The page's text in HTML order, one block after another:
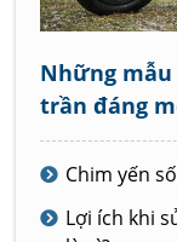
Những mẫu
trần đáng
Chim yến
Lợi ích khi